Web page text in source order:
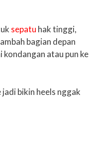
sepatu hak tinggi,
bagian depan
atau pun ke
bikin heels nggak